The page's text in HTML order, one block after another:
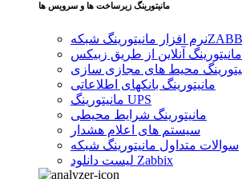
مانیتورینگ زیرساخت ها و سرویس ها
نرم افزار مانیتورینگ شبکه
مانیتورینگ آنلاین از طریق زبیکس
محیط های مجازی سازی
مانیتورینگ بانکهای اطلاعاتی
مانیتورینگ UPS
مانیتورینگ شرایط محیطی
سیستم های اعلام هشدار
سوالات متداول مانیتورینگ شبکه
لیست دانلود Zabbix